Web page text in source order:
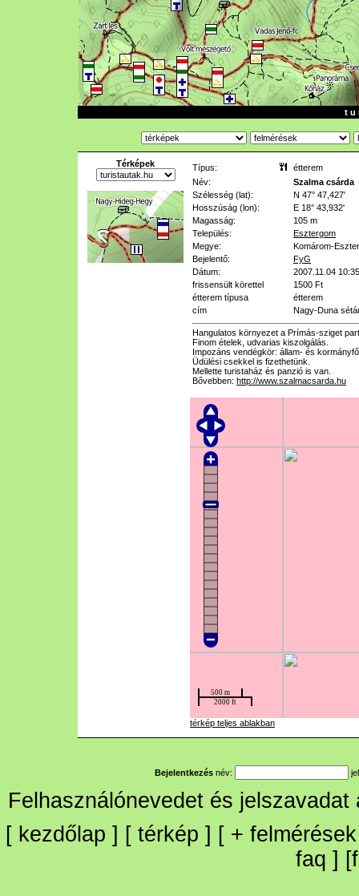
t u
Térképek Típus:
étterem
Név:
Szalma csárda
Szélesség (lat):
N 47° 47,427'
Hosszúság (lon):
E 18° 43,932'
Magasság:
105 m
Település:
Esztergom
Megye:
Komárom-
Bejelentő:
FyG
Dátum:
2007.11.04 10:35
frissensült körettel
1500 Ft
étterem típusa
étterem
cím
Nagy-Duna
Hangulatos környezet a Prímás-sziget
Finom ételek, udvarias kiszolgálás.
Impozáns vendégkör: állam- és
Üdülési csekkel is fizethetünk.
Mellette turistaház és panzió is van.
Bővebben: http://www.szalmacsarda.hu
térkép teljes ablakban
Bejelentkezés név:
Felhasználónevedet és
[ kezdőlap ] [ térkép ] [ + felmérések
faq ] [